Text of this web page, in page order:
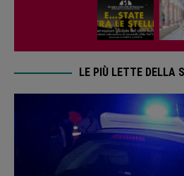
LE PIÙ LETTE DELLA